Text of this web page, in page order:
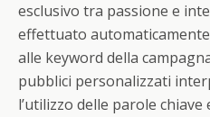
esclusivo tra passione e
effettuato
alle keyword della
pubblici personalizzati
l’utilizzo delle parole chiave